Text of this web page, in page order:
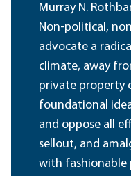
Murray N.
Non-political,
advocate a
climate, away
private property
foundational
and oppose all
sellout, and
with fashionable